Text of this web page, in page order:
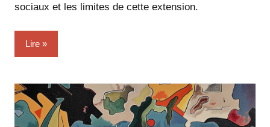
sociaux et les limites de cette extension.
Lire